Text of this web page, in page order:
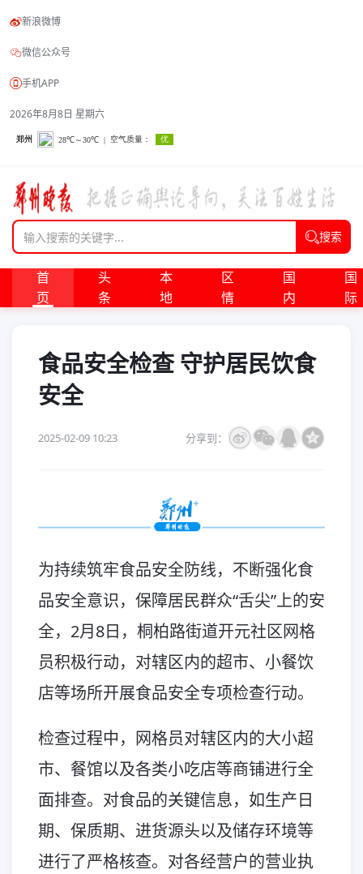
新浪微博
微信公众号
手机APP
2026年8月8日 星期六
搜索
首
页
头
条
本
地
区
情
国
内
国
际
食品安全检查 守护居民饮食
安全
2025-02-09 10:23 分享到：
为持续筑牢食品安全防线，不断强化食
品安全意识，保障居民群众“舌尖”上的安
全，2月8日，桐柏路街道开元社区网格
员积极行动，对辖区内的超市、小餐饮
店等场所开展食品安全专项检查行动。
检查过程中，网格员对辖区内的大小超
市、餐馆以及各类小吃店等商铺进行全
面排查。对食品的关键信息，如生产日
期、保质期、进货源头以及储存环境等
进行了严格核查。对各经营户的营业执